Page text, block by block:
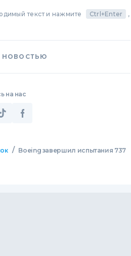
текст и нажмите Ctrl+Enter
,
НОВОСТЬЮ
на нас
/ Boeing завершил испытания 737